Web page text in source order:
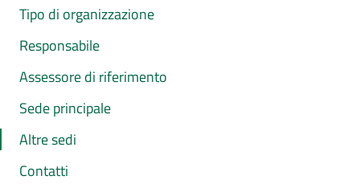
Tipo di organizzazione
Responsabile
Assessore di riferimento
Sede principale
Altre sedi
Contatti